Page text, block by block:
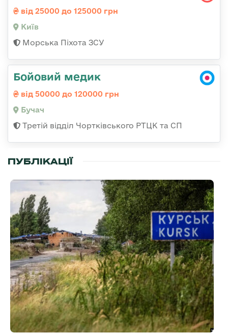
від 25000 до 125000 грн
Київ
Морська Піхота ЗСУ
Бойовий медик
від 50000 до 120000 грн
Бучач
Третій відділ Чортківського РТЦК та СП
ПУБЛІКАЦІЇ